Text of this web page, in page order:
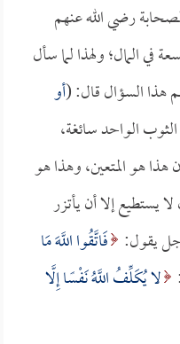
رضي الله عنهم
في المال؛ ولهذا لما سأل
هذا السؤال قال: (أو
الواحد سائغة،
هو المتعين، وهذا هو
يستطيع إلا أن يأتزر
يقول: فَاتَّقُوا اللَّهَ مَا
لا يُكَلِّفُ اللَّهُ نَفْسًا إِلَّا